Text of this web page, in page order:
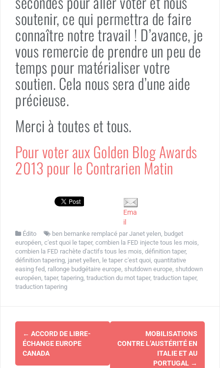
soutenir, ce qui permettra de faire
connaître notre travail ! D’avance, je
vous remercie de prendre un peu de
temps pour matérialiser votre
soutien. Cela nous sera d’une aide
précieuse.
Merci à toutes et tous.
Pour voter aux Golden Blog Awards
2013 pour le Contrarien Matin
Ema
il
Édito ben bernanke remplacé par Janet yelen, budget
européen, c'est quoi le taper, combien la FED injecte tous les mois,
combien la FED rachète d'actifs tous les mois, définition taper,
définition tapering, janet yellen, le taper c'est quoi, quantitative
easing fed , rallonge budgétaire europe, shutdown europe, shutdown
européen, taper, tapering, traduction du mot taper, traduction taper,
traduction tapering
Navigation
d'article
← ACCORD DE LIBRE-
ÉCHANGE EUROPE
CANADA
MOBILISATIONS
CONTRE L’AUSTÉRITÉ EN
ITALIE ET AU
PORTUGAL →